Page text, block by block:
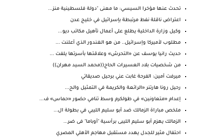
تحدث عنها مؤخرا السيسي: ما معنى "دولة فلسطينية منز...
اعتراض ناقلة نفط مرتبطة بإسرائيل في خليج عدن
وكيل وزارة الداخلية يطلع على أعمال تأهيل مكاتب ديو...
مطلوب لأميركا وإسرائيل.. من هو الغندور الذي أعلنت ...
حديث رانيا يوسف عن «التحرش» وعلاقتها بأسرتها يلفت ...
من شخصيات بلاد العسيرات الحاج((محمد السيد مهران))
ميرفت أمين: الفرحة غابت عني برحيل صديقاتي
رحيل رونا هارتنر «الرائعة والكريمة في التمثيل والح...
إعدام «متعاونين» في طولكرم وسط تنامي حضور «حماس» ف...
ملخص مباراة الزمالك ضد أبو سليم الليبي في بطولة ال...
الزمالك يهزم أبو سليم الليبى برأسية "أوباما" فى ضر...
احتفال مثير للجدل يهدد مستقبل مهاجم الأهلي المصري